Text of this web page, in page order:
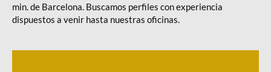
min. de Barcelona. Buscamos perfiles con experiencia
dispuestos a venir hasta nuestras oficinas.